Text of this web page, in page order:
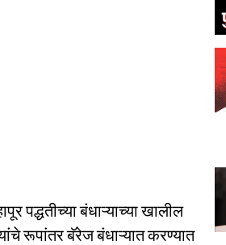
पद्धतीच्या बंधाऱ्याच्या खालील
रूपांतर बॅरेज बंधाऱ्यात करण्यात